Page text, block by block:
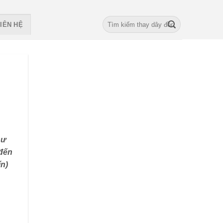
HỆ
Search
for: